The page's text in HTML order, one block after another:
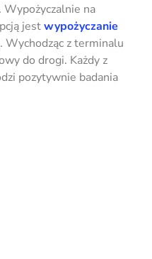
. Wypożyczalnie na
jestwypożyczanie
Wychodząc z terminalu
do drogi. Każdy z
pozytywnie badania